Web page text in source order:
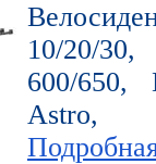
10/20/
600/650,
Astro,